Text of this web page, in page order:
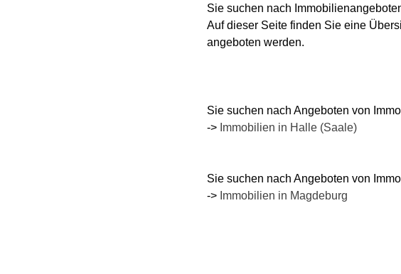
Sie suchen nach
Auf dieser Seite finden Sie eine
angeboten werden.
Sie suchen nach Angeboten von
-> Immobilien in Halle (Saale)
Sie suchen nach Angeboten von
-> Immobilien in Magdeburg